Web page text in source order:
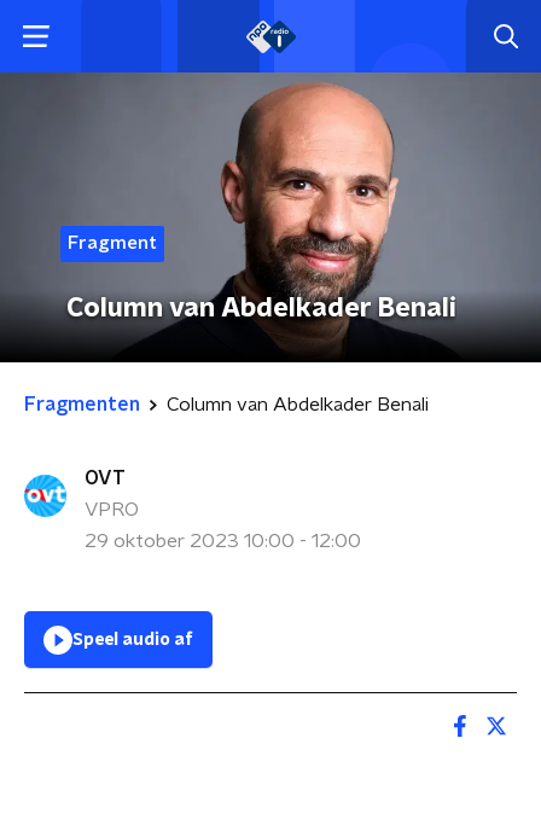
Fragment
Column van Abdelkader Benali
Fragmenten Column van Abdelkader Benali
OVT
VPRO
29 oktober 2023 10:00 - 12:00
Speel audio af